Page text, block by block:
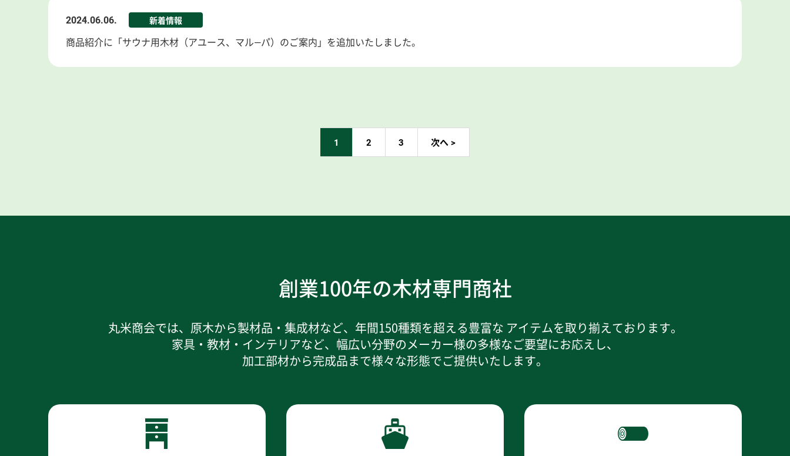
2024.06.06. 新着情報
商品紹介に「サウナ用木材（アユース、マル―パ）のご案内」を追加いたしました。
1 2 3 次へ >
創業100年の木材専門商社
丸米商会では、原木から製材品・集成材など、年間150種類を超える豊富な アイテムを取り揃えております。
家具・教材・インテリアなど、幅広い分野のメーカー様の多様なご要望にお応えし、
加工部材から完成品まで様々な形態でご提供いたします。